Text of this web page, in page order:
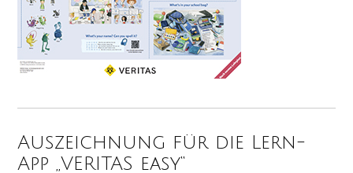
Auszeichnung für die Lern-
App „VERITAS easy“